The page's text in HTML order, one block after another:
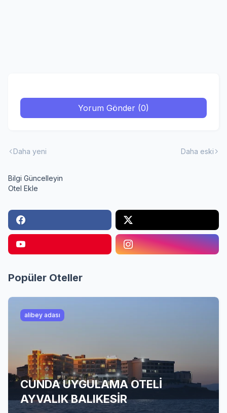
Yorum Gönder (0)
Daha yeni Daha eski
Bilgi Güncelleyin
Otel Ekle
Popüler Oteller
alibey adası
CUNDA UYGULAMA OTELİ
AYVALIK BALIKESİR